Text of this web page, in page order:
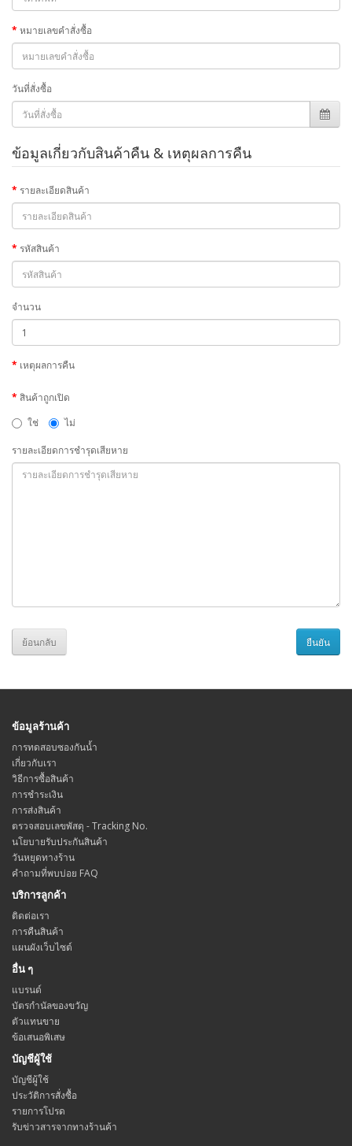
หมายเลขคำสั่งซื้อ
วันที่สั่งซื้อ
ข้อมูลเกี่ยวกับสินค้าคืน & เหตุผลการคืน
รายละเอียดสินค้า
รหัสสินค้า
จำนวน
เหตุผลการคืน
สินค้าถูกเปิด
ใช่
ไม่
รายละเอียดการชำรุดเสียหาย
ย้อนกลับ
ข้อมูลร้านค้า
การทดสอบซองกันน้ำ
เกี่ยวกับเรา
วิธีการซื้อสินค้า
การชำระเงิน
การส่งสินค้า
ตรวจสอบเลขพัสดุ - Tracking No.
นโยบายรับประกันสินค้า
วันหยุดทางร้าน
คำถามที่พบบ่อย FAQ
บริการลูกค้า
ติดต่อเรา
การคืนสินค้า
แผนผังเว็บไซต์
อื่น ๆ
แบรนด์
บัตรกำนัลของขวัญ
ตัวแทนขาย
ข้อเสนอพิเสษ
บัญชีผู้ใช้
บัญชีผู้ใช้
ประวัติการสั่งซื้อ
รายการโปรด
รับข่าวสารจากทางร้านค้า